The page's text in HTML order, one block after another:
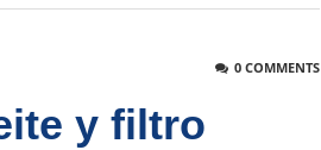
0 COMMENTS
y filtro